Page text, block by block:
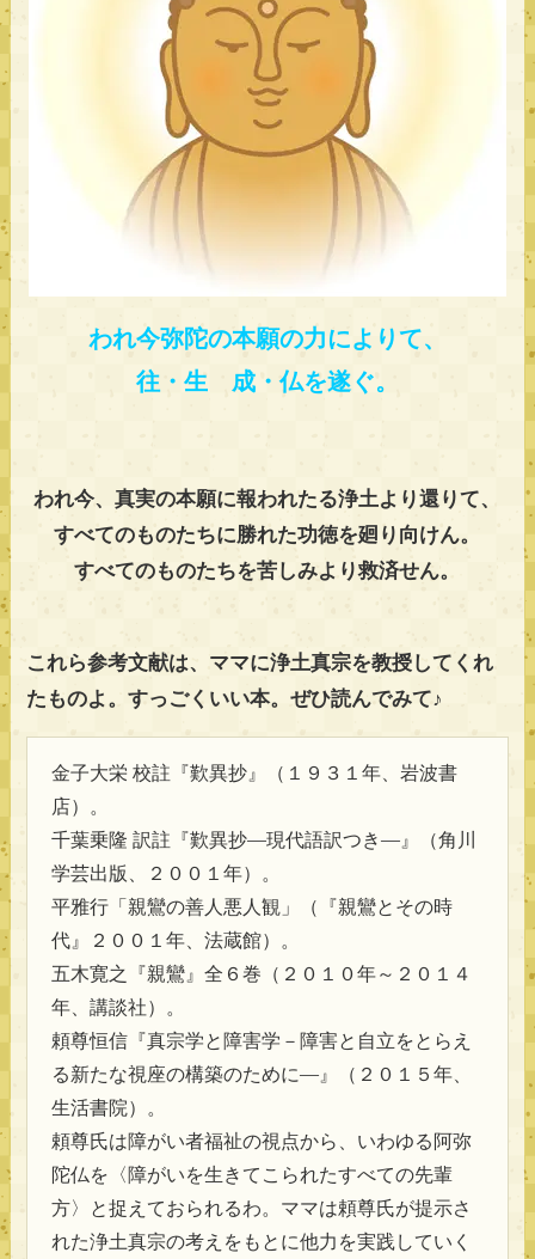
われ今弥陀の本願の力によりて、
往・生 成・仏を遂ぐ。
われ今、真実の本願に報われたる浄土より還りて、
すべてのものたちに勝れた功徳を廻り向けん。
すべてのものたちを苦しみより救済せん。
これら参考文献は、ママに浄土真宗を教授してくれ
たものよ。すっごくいい本。ぜひ読んでみて♪
金子大栄 校註『歎異抄』（１９３１年、岩波書
店）。
千葉乗隆 訳註『歎異抄―現代語訳つき―』（角川
学芸出版、２００１年）。
平雅行「親鸞の善人悪人観」（『親鸞とその時
代』２００１年、法蔵館）。
五木寛之『親鸞』全６巻（２０１０年～２０１４
年、講談社）。
頼尊恒信『真宗学と障害学－障害と自立をとらえ
る新たな視座の構築のために―』（２０１５年、
生活書院）。
頼尊氏は障がい者福祉の視点から、いわゆる阿弥
陀仏を〈障がいを生きてこられたすべての先輩
方〉と捉えておられるわ。ママは頼尊氏が提示さ
れた浄土真宗の考えをもとに他力を実践していく